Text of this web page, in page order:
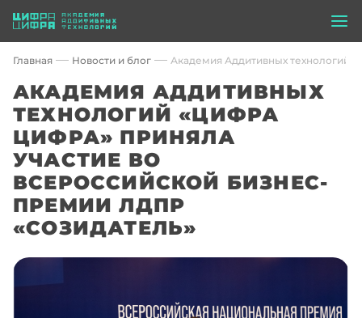
Главная Новости и блог Академия Аддитивных технологий
АКАДЕМИЯ АДДИТИВНЫХ
ТЕХНОЛОГИЙ «ЦИФРА
ЦИФРА» ПРИНЯЛА
УЧАСТИЕ ВО
ВСЕРОССИЙСКОЙ БИЗНЕС-
ПРЕМИИ ЛДПР
«СОЗИДАТЕЛЬ»